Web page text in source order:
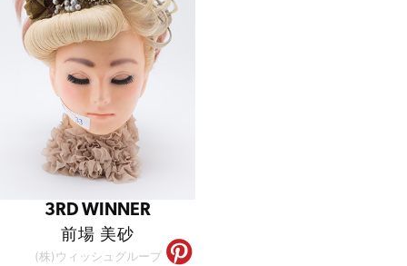
3RD WINNER
前場 美砂
(株)ウィッシュグループ